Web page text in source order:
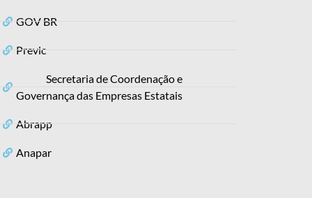
GOV BR
Previc
Secretaria de Coordenação e
Governança das Empresas Estatais
Abrapp
Anapar